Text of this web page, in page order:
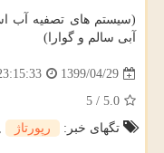
(سیستم های تصفیه آب
آبی سالم و گوارا)
1399/04/29
5.0
/
5
تگهای خبر:
رپورتاژ ,